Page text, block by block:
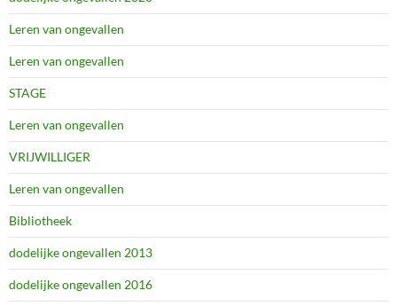
Leren van ongevallen
Leren van ongevallen
STAGE
Leren van ongevallen
VRIJWILLIGER
Leren van ongevallen
Bibliotheek
dodelijke ongevallen 2013
dodelijke ongevallen 2016